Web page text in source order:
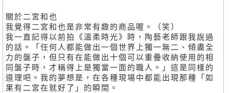
關於二宮和也
我覺得二宮和也是非常有趣的商品喔。（笑）
我一直記得以前拍《溫柔時光》時，陶藝老師跟我說過
的話。「任何人都能做出一個世界上獨一無二、傾盡全
力的盤子，但只有在能做出十個可以重疊收納使用的相
同盤子時，才稱得上是獨當一面的職人。」這是同樣的
道理吧。我的夢想是，在各種現場中都能出現那種「如
果有二宮在就好了」的瞬間。